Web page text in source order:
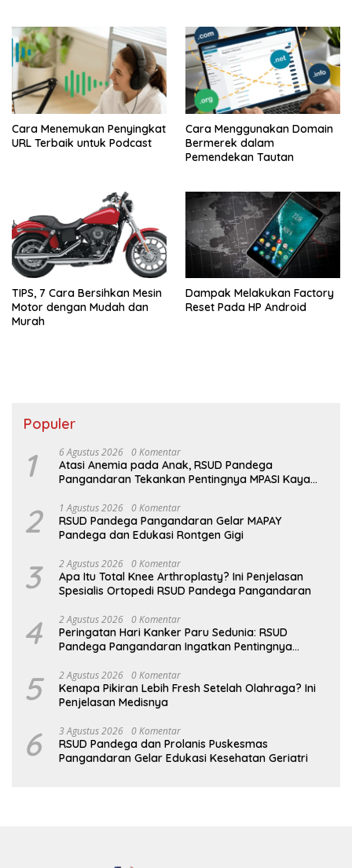
Cara Menemukan Penyingkat
URL Terbaik untuk Podcast
Cara Menggunakan Domain
Bermerek dalam
Pemendekan Tautan
TIPS, 7 Cara Bersihkan Mesin
Motor dengan Mudah dan
Murah
Dampak Melakukan Factory
Reset Pada HP Android
Populer
1 6 Agustus 2026 0 Komentar
Atasi Anemia pada Anak, RSUD Pandega
Pangandaran Tekankan Pentingnya MPASI Kaya
2 1 Agustus 2026 0 Komentar
RSUD Pandega Pangandaran Gelar MAPAY
Pandega dan Edukasi Rontgen Gigi
3 2 Agustus 2026 0 Komentar
Apa Itu Total Knee Arthroplasty? Ini Penjelasan
Spesialis Ortopedi RSUD Pandega Pangandaran
4 2 Agustus 2026 0 Komentar
Peringatan Hari Kanker Paru Sedunia: RSUD
Pandega Pangandaran Ingatkan Pentingnya
5 2 Agustus 2026 0 Komentar
Kenapa Pikiran Lebih Fresh Setelah Olahraga? Ini
Penjelasan Medisnya
6 3 Agustus 2026 0 Komentar
RSUD Pandega dan Prolanis Puskesmas
Pangandaran Gelar Edukasi Kesehatan Geriatri